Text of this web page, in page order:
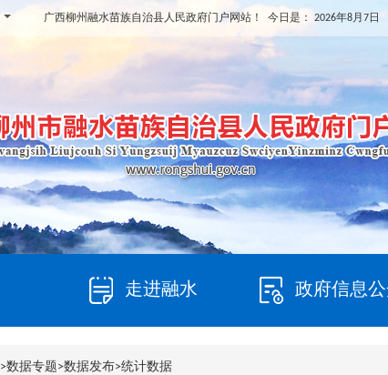
广西柳州融水苗族自治县人民政府门户网站！ 今日是： 2026年8月7
走进融水 政府信息
>数据专题>数据发布>统计数据